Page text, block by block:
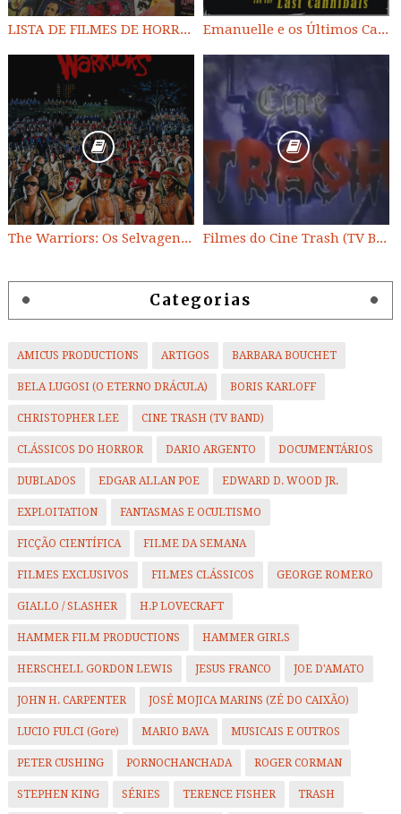
LISTA DE FILMES DE HORROR/ TRASH/ SUSPENSE/ SCI-FI/ EXPLOITATION E OUTROS Emanuelle e os Últimos Canibais
The Warriors: Os Selvagens da Noite Filmes do Cine Trash (TV BAND)
Categorias
AMICUS PRODUCTIONS ARTIGOS BARBARA BOUCHET
BELA LUGOSI (O ETERNO DRÁCULA) BORIS KARLOFF
CHRISTOPHER LEE CINE TRASH (TV BAND)
CLÁSSICOS DO HORROR DARIO ARGENTO DOCUMENTÁRIOS
DUBLADOS EDGAR ALLAN POE EDWARD D. WOOD JR.
EXPLOITATION FANTASMAS E OCULTISMO
FICÇÃO CIENTÍFICA FILME DA SEMANA
FILMES EXCLUSIVOS FILMES CLÁSSICOS GEORGE ROMERO
GIALLO / SLASHER H.P LOVECRAFT
HAMMER FILM PRODUCTIONS HAMMER GIRLS
HERSCHELL GORDON LEWIS JESUS FRANCO JOE D'AMATO
JOHN H. CARPENTER JOSÉ MOJICA MARINS (ZÉ DO CAIXÃO)
LUCIO FULCI (Gore) MARIO BAVA MUSICAIS E OUTROS
PETER CUSHING PORNOCHANCHADA ROGER CORMAN
STEPHEN KING SÉRIES TERENCE FISHER TRASH